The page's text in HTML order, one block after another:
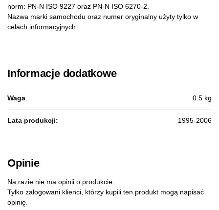
norm: PN-N ISO 9227 oraz PN-N ISO 6270-2.
Nazwa marki samochodu oraz numer oryginalny użyty tylko w
celach informacyjnych.
Informacje dodatkowe
Waga 0.5 kg
Lata produkcji: 1995-2006
Opinie
Na razie nie ma opinii o produkcie.
Tylko zalogowani klienci, którzy kupili ten produkt mogą napisać
opinię.